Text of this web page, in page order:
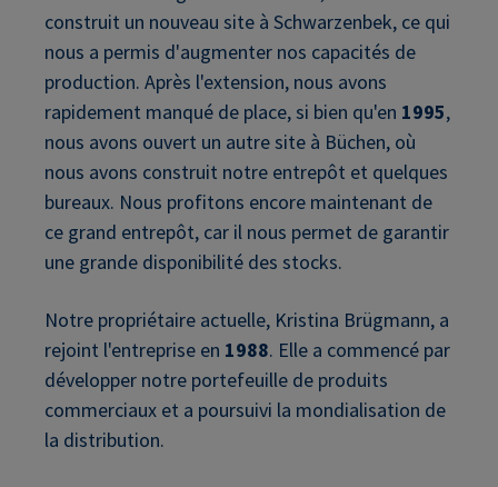
construit un nouveau site à Schwarzenbek, ce qui
nous a permis d'augmenter nos capacités de
production. Après l'extension, nous avons
rapidement manqué de place, si bien qu'en 1995,
nous avons ouvert un autre site à Büchen, où
nous avons construit notre entrepôt et quelques
bureaux. Nous profitons encore maintenant de
ce grand entrepôt, car il nous permet de garantir
une grande disponibilité des stocks.
Notre propriétaire actuelle, Kristina Brügmann, a
rejoint l'entreprise en 1988. Elle a commencé par
développer notre portefeuille de produits
commerciaux et a poursuivi la mondialisation de
la distribution.